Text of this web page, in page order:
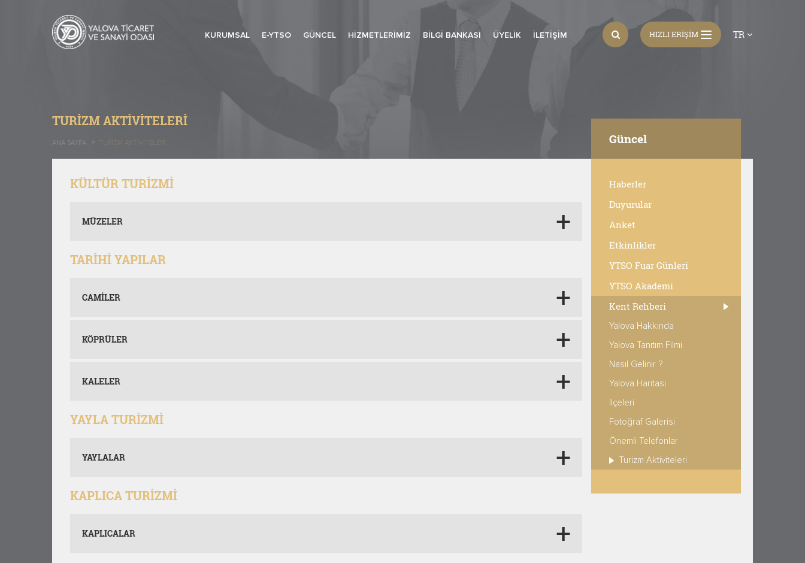
KURUMSAL E-YTSO GÜNCEL HIZMETLERIMIZ BILGI BANKASI ÜYELIK İLETIŞIM TR
HIZLI ERİŞİM
TURIZM AKTIVITELERI
ANA SAYFA TURIZM AKTIVITELERI
KÜLTÜR TURİZMİ
MÜZELER
TARİHİ YAPILAR
CAMİLER
KÖPRÜLER
KALELER
YAYLA TURİZMİ
YAYLALAR
KAPLICA TURİZMİ
KAPLICALAR
Güncel
Haberler
Duyurular
Anket
Etkinlikler
YTSO Fuar Günleri
YTSO Akademi
Kent Rehberi
Yalova Hakkında
Yalova Tanıtım Filmi
Nasıl Gelinir ?
Yalova Haritası
İlçeleri
Fotoğraf Galerisi
Önemli Telefonlar
Turizm Aktiviteleri